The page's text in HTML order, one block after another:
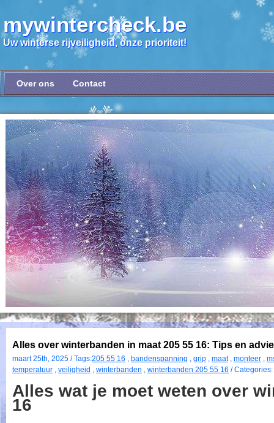
mywintercheck.be
Uw winterse rijveiligheid, onze prioriteit!
Over ons Contact
Alles over winterbanden in maat 205 55 16: Tips en
maart 25th, 2025 / Tags:205 55 16 , bandenspanning , grip , maat, monteer ,
temperatuur , veiligheid , winterbanden , winterbanden 205 55 16 / Categories:
Alles wat je moet weten over
16